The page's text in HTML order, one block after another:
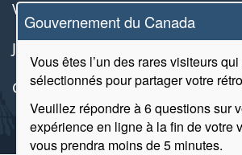
Gouvernement du Canada
Vous êtes l’un des rares visiteurs
sélectionnés pour partager votre
Veuillez répondre à 6 questions sur
expérience en ligne à la fin de votre
vous prendra moins de 5 minutes.
Vétérans et militaires
Jeunesse
Gérer les événements de la vie